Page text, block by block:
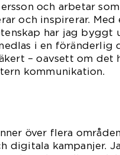
och arbetar
och inspirerar.
har jag
i en föränderlig
– oavsett om det
kommunikation.
över flera
digitala kampanjer.